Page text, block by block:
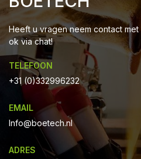
Heeft u vragen neem contact
ok via chat!
TELEFOON
+31 (0)332996232
EMAIL
Info@boetech.nl
ADRES